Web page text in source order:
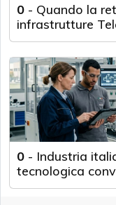
0 - Quando la
infrastrutture
0 - Industria
tecnologica